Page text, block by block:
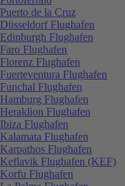
Puerto de la Cruz
Düsseldorf Flughafen
Edinburgh Flughafen
Faro Flughafen
Florenz Flughafen
Fuerteventura Flughafen
Funchal Flughafen
Hamburg Flughafen
Heraklion Flughafen
Ibiza Flughafen
Kalamata Flughafen
Karpathos Flughafen
Keflavik Flughafen (KEF)
Korfu Flughafen